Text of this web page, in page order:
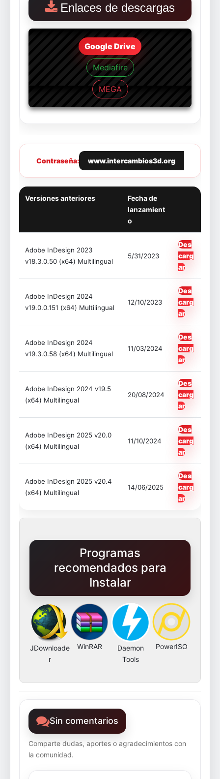
Enlaces de descargas
Google Drive
Mediafire
MEGA
Contraseña: www.intercambios3d.org
Versiones anteriores
Fecha de
lanzamient
o
Adobe InDesign 2023
v18.3.0.50 (x64) Multilingual
5/31/2023
Des
carg
ar
Adobe InDesign 2024
v19.0.0.151 (x64) Multilingual
12/10/2023
Des
carg
ar
Adobe InDesign 2024
v19.3.0.58 (x64) Multilingual
11/03/2024
Des
carg
ar
Adobe InDesign 2024 v19.5
(x64) Multilingual
20/08/2024
Des
carg
ar
Adobe InDesign 2025 v20.0
(x64) Multilingual
11/10/2024
Des
carg
ar
Adobe InDesign 2025 v20.4
(x64) Multilingual
14/06/2025
Des
carg
ar
Programas
recomendados para
Instalar
JDownloade
r
WinRAR
Daemon
Tools
PowerISO
Sin comentarios
Comparte dudas, aportes o agradecimientos con
la comunidad.